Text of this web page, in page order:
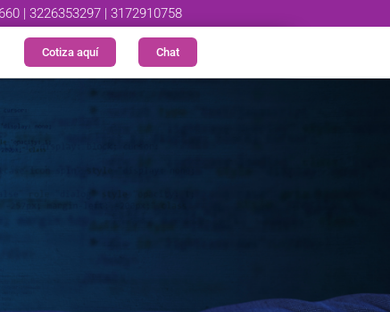
| 3226353297 | 3172910758
Cotiza aquí Chat